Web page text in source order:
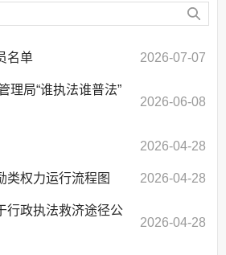
名单 2026-07-07
理局“谁执法谁普法”
2026-06-08
2026-04-28
类权力运行流程图 2026-04-28
行政执法救济途径公
2026-04-28